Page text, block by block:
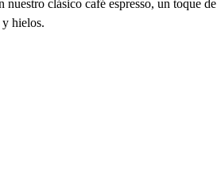
clásico café espresso, un toque de
hielos.